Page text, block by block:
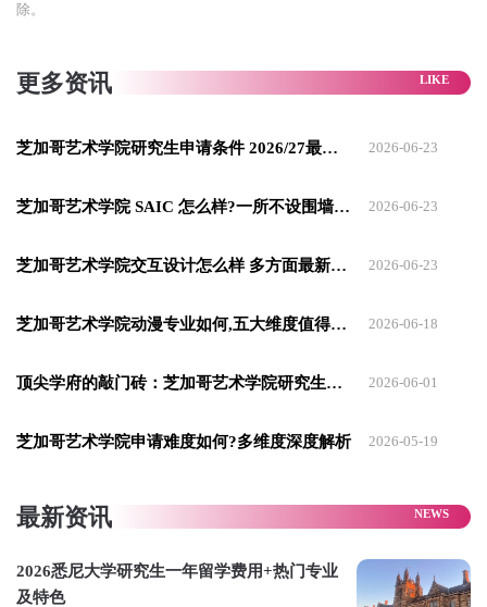
Sharp Building 主要教学纤维材料研究，历史维护，视觉
Sullivan Center 主要教学流行设计，建筑，室内建筑，工
三、 热门专业介绍
1、纯艺术
SAIC拥有全美最丰富的纯艺资源，也是全美最纯艺院校，SAIC
可以在学校提供的13个细化方向的课程里任意选择，组合学
在课程的设置方面，芝加哥艺术学院纯艺的本科是由重视实操
音、印刷再到雕塑，摄像等等几乎囊括了十三个课程，围绕纯
除。
更多资讯
芝加哥艺术学院研究生申请条件 2026/27最新介绍 2026-06-23
芝加哥艺术学院 SAIC 怎么样?一所不设围墙的高等学府 2026-06-23
芝加哥艺术学院交互设计怎么样 多方面最新介绍 2026-06-23
芝加哥艺术学院动漫专业如何,五大维度值得了解 2026-06-18
顶尖学府的敲门砖：芝加哥艺术学院研究生最新申请条件 2026-06-01
芝加哥艺术学院申请难度如何?多维度深度解析 2026-05-19
最新资讯
2026悉尼大学研究生一年留学费用+热门专业
及特色